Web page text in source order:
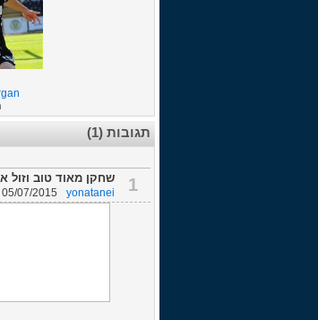
תגובות (1)
1 שחקן מאוד טוב וזול
yonatanei
05/07/2015